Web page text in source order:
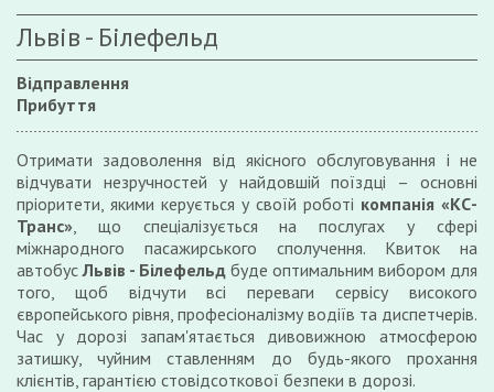
Львів - Білефельд
Відправлення
Прибуття
Отримати задоволення від якісного обслуговування і не
відчувати незручностей у найдовшій поїздці – основні
пріоритети, якими керується у своїй роботі компанія «КС-
Транс», що спеціалізується на послугах у сфері
міжнародного пасажирського сполучення. Квиток на
автобусЛьвів - Білефельд буде оптимальним вибором для
того, щоб відчути всі переваги сервісу високого
європейського рівня, професіоналізму водіїв та диспетчерів.
Час у дорозі запам'ятається дивовижною атмосферою
затишку, чуйним ставленням до будь-якого прохання
клієнтів, гарантією стовідсоткової безпеки в дорозі.